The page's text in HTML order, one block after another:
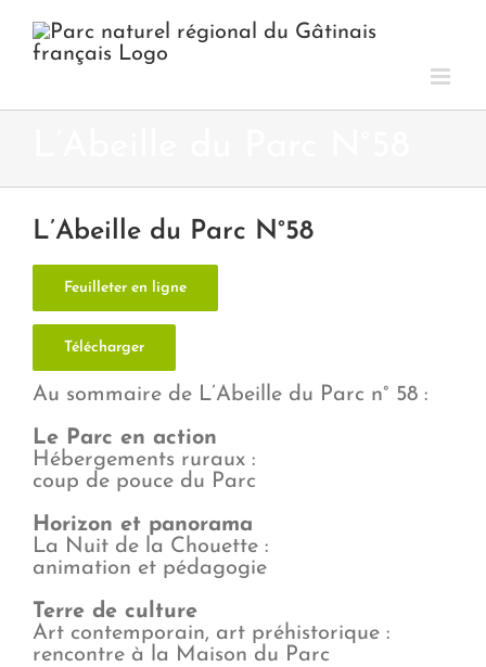
contenu
L’Abeille du Parc N°58
Feuilleter en ligne
Télécharger
Au sommaire de L’Abeille du Parc n° 58 :
Le Parc en action
Hébergements ruraux :
coup de pouce du Parc
Horizon et panorama
La Nuit de la Chouette :
animation et pédagogie
Terre de culture
Art contemporain, art préhistorique :
rencontre à la Maison du Parc